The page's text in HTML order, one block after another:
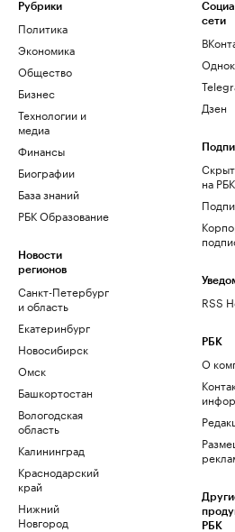
Рубрики
Политика
Экономика
Общество
Бизнес
Технологии и
медиа
Финансы
Биографии
База знаний
РБК Образование
Новости
регионов
Санкт-Петербург
и область
Екатеринбург
Новосибирск
Омск
Башкортостан
Вологодская
область
Калининград
Краснодарский
край
Нижний
Новгород
сети
Дзен
на РБК
RSS
РБК
О
РБК